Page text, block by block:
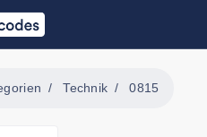
Technik 0815